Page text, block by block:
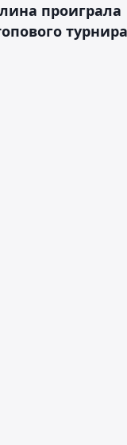
проиграла
турнира